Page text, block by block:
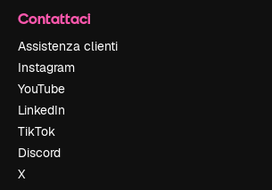
Contattaci
Assistenza clienti
Instagram
YouTube
LinkedIn
TikTok
Discord
X